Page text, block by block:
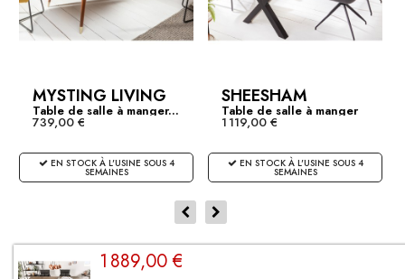
Ajouter au panier
MASSIF MAMMUT 200CM GRIS ACACIA PLATEAU 6CM
PIÈTEMENT ÉTOILE:
MYSTING LIVING
Table de salle à manger...
739,00 €
EN STOCK À L'USINE SOUS 4
SEMAINES
SHEESHAM
Table de salle à manger
en...
1 119,00 €
EN STOCK À L'USINE SOUS 4
SEMAINES
1 889,00 €